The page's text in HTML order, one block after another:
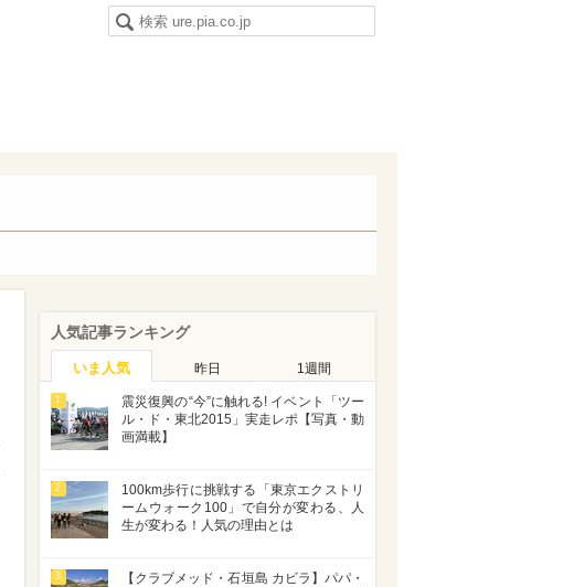
人気記事ランキング
いま人気 昨日 1週間
1
震災復興の“今”に触れる! イベント「ツー
ル・ド・東北2015」実走レポ【写真・動
画満載】
2
100km歩行に挑戦する「東京エクストリ
ームウォーク100」で自分が変わる、人
生が変わる！人気の理由とは
3
【クラブメッド・石垣島 カビラ】パパ・